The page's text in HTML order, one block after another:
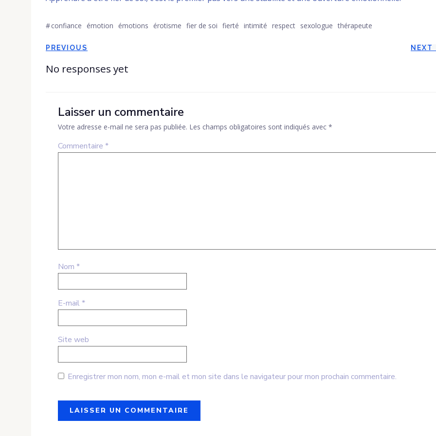
#confiance émotion émotions érotisme fier de soi fierté intimité respect sexologue thérapeute
Post
navigation
PREVIOUS NEXT
No responses yet
Laisser un commentaire
Votre adresse e-mail ne sera pas publiée. Les champs obligatoires sont indiqués avec *
Commentaire *
Nom *
E-mail *
Site web
Enregistrer mon nom, mon e-mail et mon site dans le navigateur pour mon prochain commentaire.